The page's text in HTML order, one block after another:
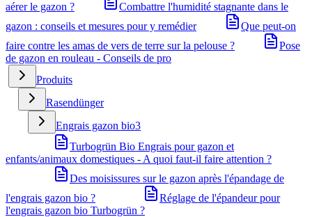
aérer le gazon ?
Combattre l'humidité stagnante dans le
gazon : conseils et mesures pour y remédier
Que peut-on
faire contre les amas de vers de terre sur la pelouse ?
Pose
de gazon en rouleau - Conseils de pro
Produits
Rasendünger
Engrais gazon bio3
Turbogrün Bio Engrais pour gazon et
enfants/animaux domestiques - A quoi faut-il faire attention ?
Des moisissures sur le gazon après l'épandage de
l'engrais gazon bio ?
Réglage de l'épandeur pour
l'engrais gazon bio Turbogrün ?